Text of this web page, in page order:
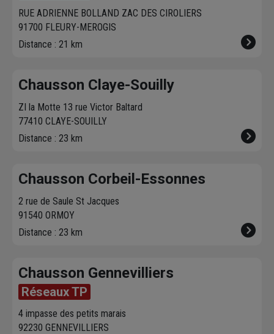
RUE ADRIENNE BOLLAND ZAC DES CIROLIERS
91700 FLEURY-MEROGIS
Distance : 21 km
Chausson Claye-Souilly
ZI la Motte 13 rue Victor Baltard
77410 CLAYE-SOUILLY
Distance : 23 km
Chausson Corbeil-Essonnes
2 rue de Saule St Jacques
91540 ORMOY
Distance : 23 km
Chausson Gennevilliers
Réseaux TP
4 impasse des petits marais
92230 GENNEVILLIERS